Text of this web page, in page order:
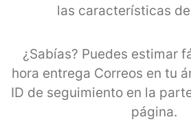
las características
¿Sabías? Puedes estimar
hora entrega Correos en tu
ID de seguimiento en la
página.